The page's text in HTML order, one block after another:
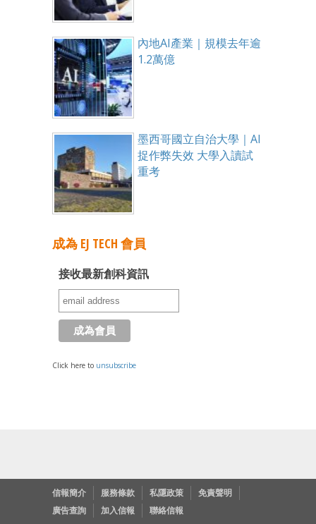
內地AI產業｜規模去年逾
1.2萬億
墨西哥國立自治大學｜AI
捉作弊失效 大學入讀試
重考
成為 EJ TECH 會員
接收最新創科資訊
Click here to unsubscribe
信報簡介 服務條款 私隱政策
免責聲明
廣告查詢
加入信報 聯絡信報